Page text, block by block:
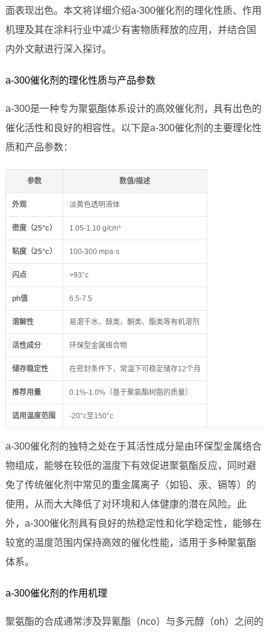
面表现出色。本文将详细介绍a-300催化剂的理化性质、作用
机理及其在涂料行业中减少有害物质释放的应用，并结合国
内外文献进行深入探讨。
a-300催化剂的理化性质与产品参数
a-300是一种专为聚氨酯体系设计的高效催化剂，具有出色的
催化活性和良好的相容性。以下是a-300催化剂的主要理化性
质和产品参数：
参数 数值/描述
外观 淡黄色透明液体
密度（25°c） 1.05-1.10 g/cm³
粘度（25°c） 100-300 mpa·s
闪点 >93°c
ph值 6.5-7.5
溶解性 易溶于水、醇类、酮类、酯类等有机溶剂
活性成分 环保型金属络合物
储存稳定性 在密封条件下，常温下可稳定储存12个月
推荐用量 0.1%-1.0%（基于聚氨酯树脂的质量）
适用温度范围 -20°c至150°c
a-300催化剂的独特之处在于其活性成分是由环保型金属络合
物组成，能够在较低的温度下有效促进聚氨酯反应，同时避
免了传统催化剂中常见的重金属离子（如铅、汞、镉等）的
使用，从而大大降低了对环境和人体健康的潜在风险。此
外，a-300催化剂具有良好的热稳定性和化学稳定性，能够在
较宽的温度范围内保持高效的催化性能，适用于多种聚氨酯
体系。
a-300催化剂的作用机理
聚氨酯的合成通常涉及异氰酯（nco）与多元醇（oh）之间的